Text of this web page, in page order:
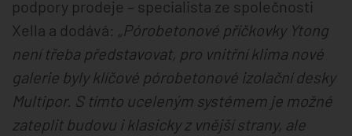
podpory prodeje – specialista ze společnosti
Xella a dodává: „Pórobetonové příčkovky Ytong
není třeba představovat, pro vnitřní klima nové
galerie byly klíčové pórobetonové izolační desky
Multipor. S tímto uceleným systémem je možné
zateplit budovu i klasicky z vnější strany, ale